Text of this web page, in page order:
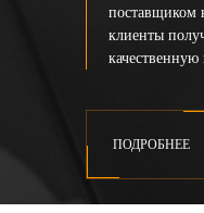
поставщиком
клиенты
ПОДРОБНЕЕ